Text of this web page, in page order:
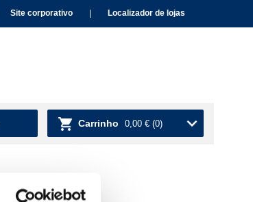
Site corporativo Localizador de lojas
Carrinho 0,00 € (0)